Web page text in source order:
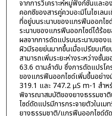
จากการวิเคราะห์หมู่ฟังก์ชันและ
คอกซีของสารคู่ควบอะมิโนไซเล
ที่อยู่บนระนาบของแกรฟีนออกไซ
ระนาบของแกรฟีนออกไซด์ได้ร้อ
ผลจากการดัดแปรบนระนาบขอ
ผิวมีรอยย่นมากขึ้นเมื่อเปรียบเ
สามารถเพิ่มระยะห่างระหว่างชั้น
63.6 ตามลำดับ ซึ่งการดัดแปรโค
ของแกรฟีนออกไซด์เพิ่มขึ้นอย่า
319.1 และ 747.2 µS m-1 สำห
พิจารณาสมบัติของยางธรรมชา
ไซด์ดัดแปรมีการกระจายตัวในเ
ยางธรรมชาติ/แกรฟีนออกไซด์